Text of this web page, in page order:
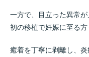
一方で、目立った異常
初の移植で妊娠に至る方
癒着を丁寧に剥離し、